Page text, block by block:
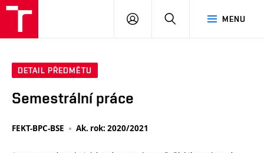
MENU
PŘIHLÁSIT
DETAIL PŘEDMĚTU
Semestrální práce
FEKT-BPC-BSE Ak. rok: 2020/2021